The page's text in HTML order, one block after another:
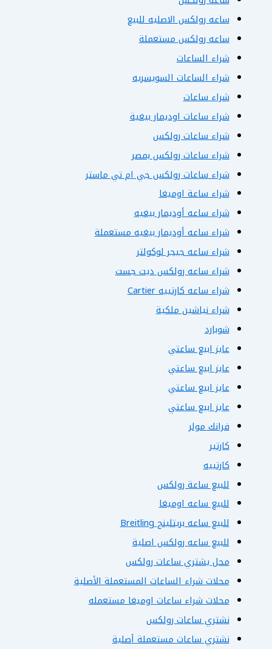
ساعه رولكس الاصليه للبيع
ساعه رولكس مستعملة
شراء الساعات
شراء الساعات السويسريه
شراء ساعات
شراء ساعات اوديمار بيغية
شراء ساعات رولكس
شراء ساعات رولكس بمصر
شراء ساعات رولكس جي ام تي ماستر
شراء ساعة اوميغا
شراء ساعه أوديمار بيغيه
شراء ساعه أوديمار بيغيه مستعملة
شراء ساعه جيجر لوكولتر
شراء ساعه رولكس ديت جست
شراء ساعه كارتييه Cartier
شراء نياشين ملكية
شوبارد
عايز ابيع ساعتي
عايز ابيع ساعتي
عايز ابيع ساعتي
عايز ابيع ساعتي
فرانك مولر
كارتير
كارتييه
للبيع ساعة رولكس
للبيع ساعه اوميغا
للبيع ساعه بريتلينج Breitling
للبيع ساعه رولكس اصلية
محل يشتري ساعات رولكس
محلات شراء الساعات المستعملة الأصلية
محلات شراء ساعات اوميغا مستعمله
نشتري ساعات رولكس
نشتري ساعات مستعملة أصلية